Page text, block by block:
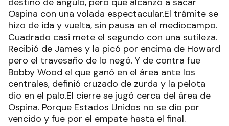
Ospina con una volada espectacular.El trámite se
hizo de ida y vuelta, sin pausa en el mediocampo.
Cuadrado casi mete el segundo con una sutileza.
Recibió de James y la picó por encima de Howard
pero el travesaño de lo negó. Y de contra fue
Bobby Wood el que ganó en el área ante los
centrales, definió cruzado de zurda y la pelota
dio en el palo.El cierre se jugó cerca del área de
Ospina. Porque Estados Unidos no se dio por
vencido y fue por el empate hasta el final.